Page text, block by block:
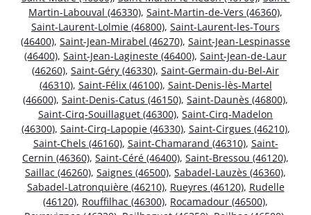
Martin-Labouval (46330), Saint-Martin-de-Vers (46360),
Saint-Laurent-Lolmie (46800), Saint-Laurent-les-Tours
(46400), Saint-Jean-Mirabel (46270), Saint-Jean-Lespinasse
(46400), Saint-Jean-Lagineste (46400), Saint-Jean-de-Laur
(46260), Saint-Géry (46330), Saint-Germain-du-Bel-Air
(46310), Saint-Félix (46100), Saint-Denis-lès-Martel
(46600), Saint-Denis-Catus (46150), Saint-Daunès (46800),
Saint-Cirq-Souillaguet (46300), Saint-Cirq-Madelon
(46300), Saint-Cirq-Lapopie (46330), Saint-Cirgues (46210),
Saint-Chels (46160), Saint-Chamarand (46310), Saint-
Cernin (46360), Saint-Céré (46400), Saint-Bressou (46120),
Saillac (46260), Saignes (46500), Sabadel-Lauzès (46360),
Sabadel-Latronquière (46210), Rueyres (46120), Rudelle
(46120), Rouffilhac (46300), Rocamadour (46500),